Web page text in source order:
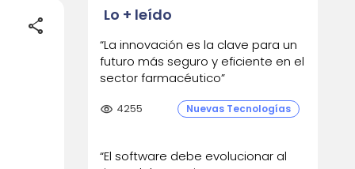
share
Lo + leído
“La innovación es la clave para un
futuro más seguro y eficiente en el
sector farmacéutico”
visibility 4255 Nuevas Tecnologías
“El software debe evolucionar al